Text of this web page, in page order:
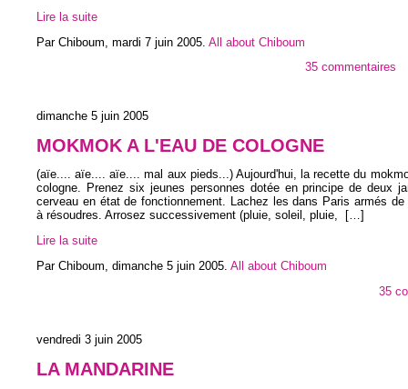
Lire la suite
Par Chiboum, mardi 7 juin 2005 All about Chiboum
35 commentaires
dimanche 5 juin 2005
MOKMOK A L'EAU DE COLOGNE
(aïe.... aïe.... aïe.... mal aux pieds...) Aujourd'hui, la recette du
cologne. Prenez six jeunes personnes dotée en principe de deux
cerveau en état de fonctionnement. Lachez les dans Paris armés de
à résoudres. Arrosez successivement (pluie, soleil, pluie,
[…]
Lire la suite
Par Chiboum, dimanche 5 juin 2005. All about Chiboum
35
vendredi 3 juin 2005
LA MANDARINE